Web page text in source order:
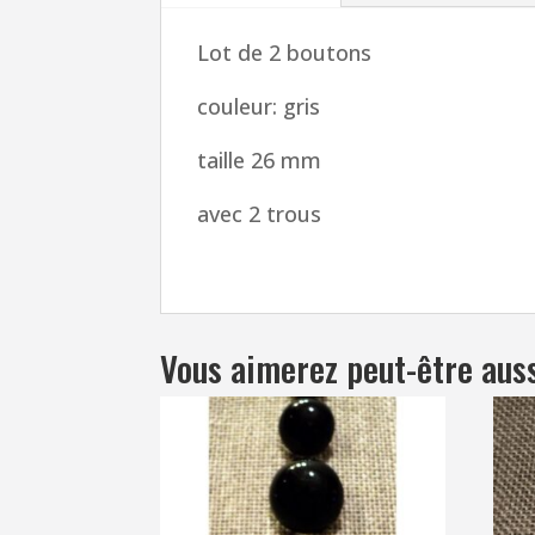
Lot de 2 boutons
couleur: gris
taille 26 mm
avec 2 trous
Vous aimerez peut-être